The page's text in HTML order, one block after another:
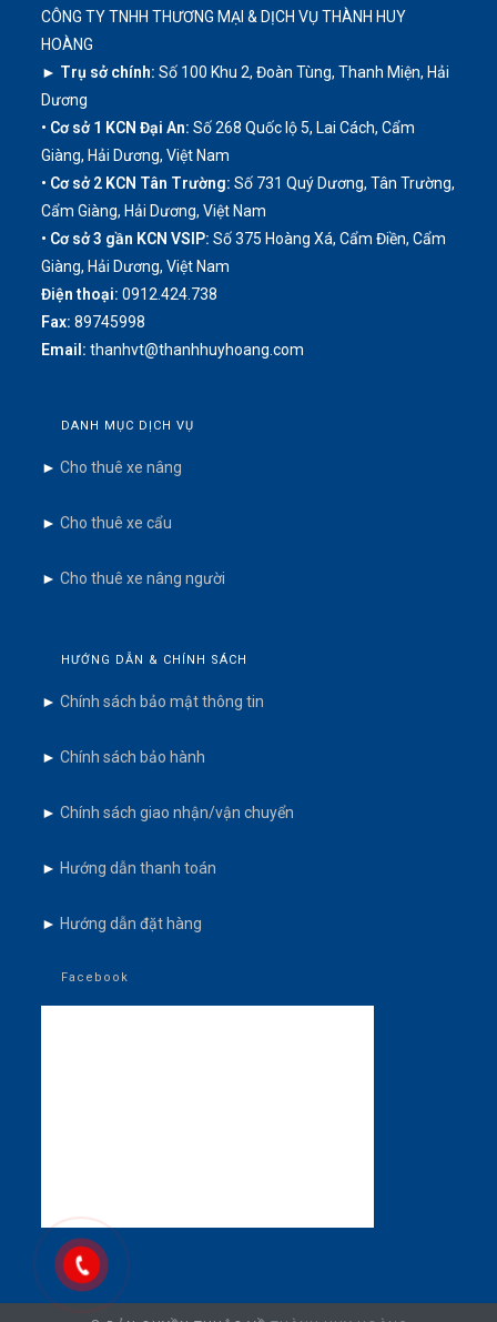
CÔNG TY TNHH THƯƠNG MẠI & DỊCH VỤ THÀNH HUY
HOÀNG
► Trụ sở chính: Số 100 Khu 2, Đoàn Tùng, Thanh Miện, Hải
Dương
• Cơ sở 1 KCN Đại An: Số 268 Quốc lộ 5, Lai Cách, Cẩm
Giàng, Hải Dương, Việt Nam
• Cơ sở 2 KCN Tân Trường: Số 731 Quý Dương, Tân Trường,
Cẩm Giàng, Hải Dương, Việt Nam
• Cơ sở 3 gần KCN VSIP: Số 375 Hoàng Xá, Cẩm Điền, Cẩm
Giàng, Hải Dương, Việt Nam
Điện thoại: 0912.424.738
Fax: 89745998
Email: thanhvt@thanhhuyhoang.com
DANH MỤC DỊCH VỤ
►Cho thuê xe nâng
►Cho thuê xe cẩu
►Cho thuê xe nâng người
HƯỚNG DẪN & CHÍNH SÁCH
►Chính sách bảo mật thông tin
►Chính sách bảo hành
►Chính sách giao nhận/vận chuyển
► Hướng dẫn thanh toán
► Hướng dẫn đặt hàng
Facebook